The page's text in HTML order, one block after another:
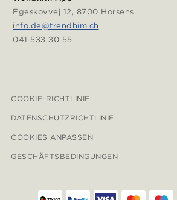
Egeskovvej 12, 8700 Horsens
info.de@trendhim.ch
041 533 30 55
COOKIE-RICHTLINIE
DATENSCHUTZRICHTLINIE
COOKIES ANPASSEN
GESCHÄFTSBEDINGUNGEN